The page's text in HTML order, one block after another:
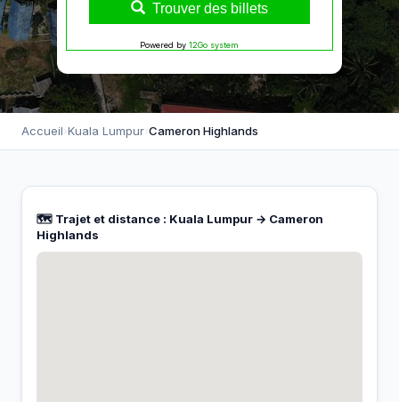
Trouver des billets
Powered by 12Go system
Accueil›Kuala Lumpur›Cameron Highlands
🗺️ Trajet et distance : Kuala Lumpur → Cameron
Highlands